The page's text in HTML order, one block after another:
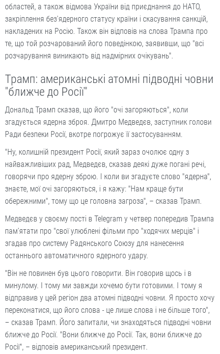
областей, а також відмова України від приєднання до НАТО,
закріплення без'ядерного статусу країни і скасування санкцій,
накладених на Росію. Також він відповів на слова Трампа про
те, що той розчарований його поведінкою, заявивши, що "всі
розчарування виникають від надмірних очікувань".
Трамп: американські атомні підводні човни
"ближче до Росії"
Дональд Трамп сказав, що його "очі загоряються", коли
згадується ядерна зброя. Дмитро Медведєв, заступник голови
Ради безпеки Росії, вкотре погрожує її застосуванням.
"Ну, колишній президент Росії, який зараз очолює одну з
найважливіших рад, Медведєв, сказав деякі дуже погані речі,
говорячи про ядерну зброю. І коли ви згадуєте слово "ядерна",
знаєте, мої очі загоряються, і я кажу: "Нам краще бути
обережними", тому що це головна загроза", – сказав Трамп.
Медведєв у своєму пості в Telegram у четвер попередив Трампа
пам'ятати про "свої улюблені фільми про "ходячих мерців" і
згадав про систему Радянського Союзу для нанесення
останнього автоматичного ядерного удару.
"Він не повинен був цього говорити. Він говорив щось і в
минулому. І тому ми завжди хочемо бути готовими. І тому я
відправив у цей регіон два атомні підводні човни. Я просто хочу
переконатися, що його слова - це лише слова і не більше того",
– сказав Трамп. Його запитали, чи знаходяться підводні човни
ближче до Росії. "Вони ближче до Росії. Так, вони ближче до
Росії", – відповів американський президент.